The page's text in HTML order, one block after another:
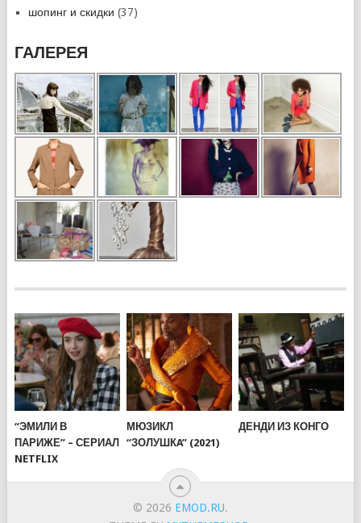
шопинг и скидки (37)
ГАЛЕРЕЯ
“ЭМИЛИ В
ПАРИЖЕ” – СЕРИАЛ
NETFLIX
МЮЗИКЛ
“ЗОЛУШКA” (2021)
ДЕНДИ ИЗ КОНГО
© 2026 EMOD.RU.